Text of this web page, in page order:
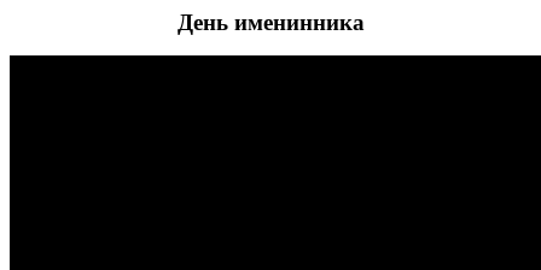
День именинника